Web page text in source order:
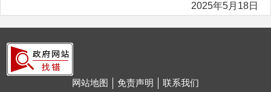
2025年5月18日
网站地图 免责声明 联系我们